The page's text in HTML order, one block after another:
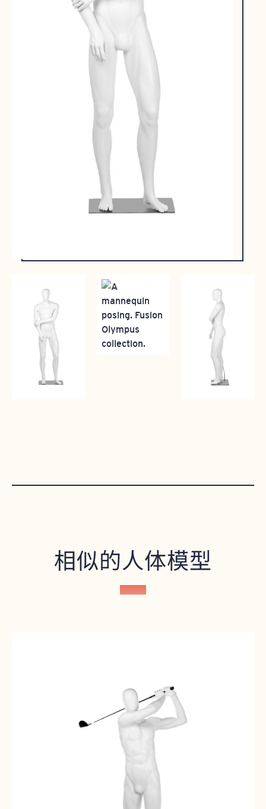
相似的人体模型